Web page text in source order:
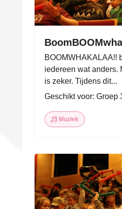
BOOMWHAKALAA!!
iedereen wat anders.
is zeker. Tijdens dit...
Geschikt voor: Groep
Muziek